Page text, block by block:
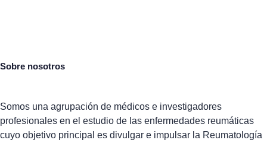
Sobre nosotros
Somos una agrupación de médicos e investigadores
profesionales en el estudio de las enfermedades reumáticas
cuyo objetivo principal es divulgar e impulsar la Reumatología